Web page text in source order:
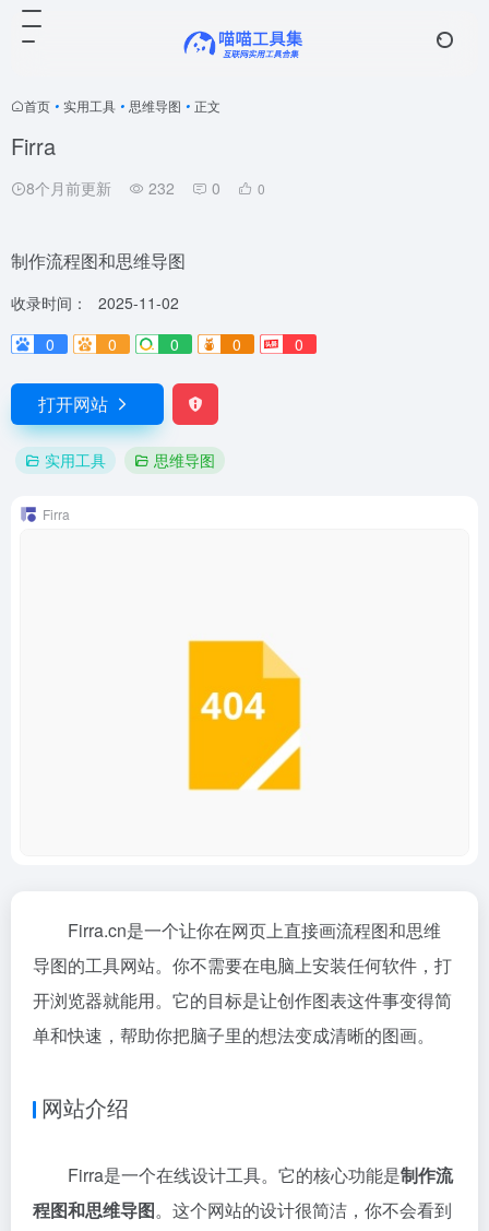
首页 • 实用工具 • 思维导图 • 正文
Firra
8个月前更新 232 0 0
制作流程图和思维导图
收录时间：
2025-11-02
0
0 0 0 0
打开网站
实用工具 思维导图
Firra
Firra.cn是一个让你在网页上直接画流程图和思维
导图的工具网站。你不需要在电脑上安装任何软件，打
开浏览器就能用。它的目标是让创作图表这件事变得简
单和快速，帮助你把脑子里的想法变成清晰的图画。
网站介绍
Firra是一个在线设计工具。它的核心功能是制作流
程图和思维导图。这个网站的设计很简洁，你不会看到